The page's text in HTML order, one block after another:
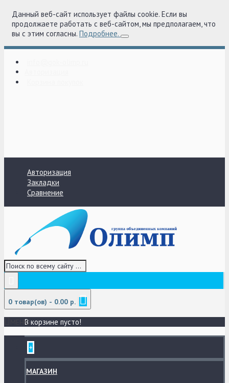
Данный веб-сайт использует файлы cookie. Если вы
продолжаете работать с веб-сайтом, мы предполагаем, что
вы с этим согласны. Подробнее.
Авторизация
Закладки
Сравнение
0 товар(ов) - 0.00 р.
В корзине пусто!
МЕНЮ
+
МАГАЗИН